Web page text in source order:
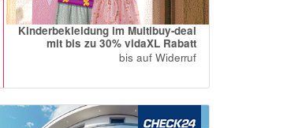
Kinderbekleidung im Multibuy-deal
mit bis zu 30% vidaXL Rabatt
bis auf Widerruf